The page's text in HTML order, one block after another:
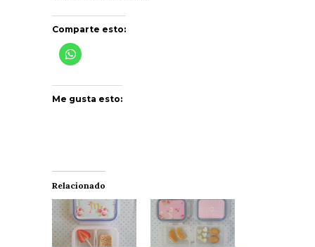
Comparte esto:
Me gusta esto:
Relacionado